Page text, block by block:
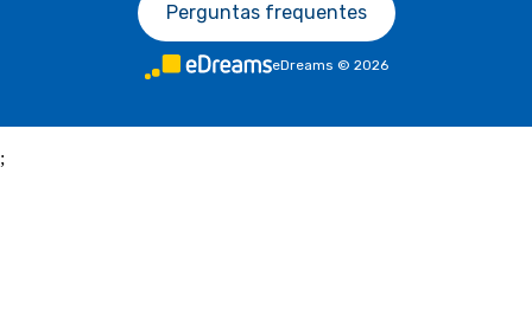
Perguntas frequentes
eDreams © 2026
;